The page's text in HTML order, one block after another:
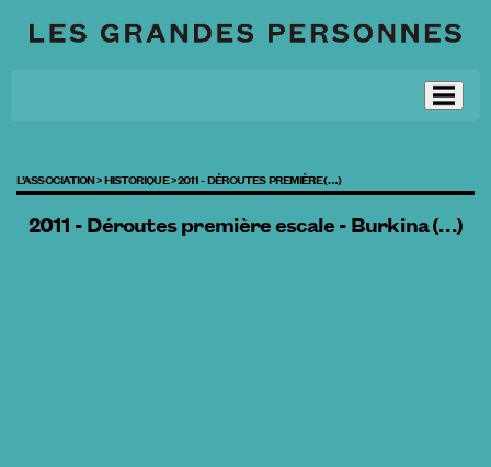
L’ASSOCIATION >HISTORIQUE >2011 - DÉROUTES PREMIÈRE (…)
2011 - Déroutes première escale - Burkina (…)